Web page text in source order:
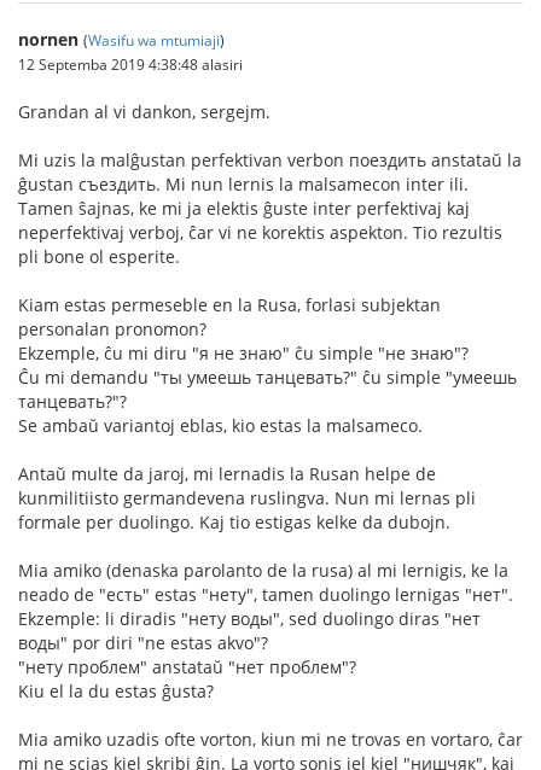
nornen (Wasifu wa mtumiaji)
12 Septemba 2019 4:38:48 alasiri
Grandan al vi dankon, sergejm.
Mi uzis la malĝustan perfektivan verbon поездить anstataŭ la
ĝustan съездить. Mi nun lernis la malsamecon inter ili.
Tamen ŝajnas, ke mi ja elektis ĝuste inter perfektivaj kaj
neperfektivaj verboj, ĉar vi ne korektis aspekton. Tio rezultis
pli bone ol esperite.
Kiam estas permeseble en la Rusa, forlasi subjektan
personalan pronomon?
Ekzemple, ĉu mi diru "я не знаю" ĉu simple "не знаю"?
Ĉu mi demandu "ты умеешь танцевать?" ĉu simple "умеешь
танцевать?"?
Se ambaŭ variantoj eblas, kio estas la malsameco.
Antaŭ multe da jaroj, mi lernadis la Rusan helpe de
kunmilitiisto germandevena ruslingva. Nun mi lernas pli
formale per duolingo. Kaj tio estigas kelke da dubojn.
Mia amiko (denaska parolanto de la rusa) al mi lernigis, ke la
neado de "есть" estas "нету", tamen duolingo lernigas "нет".
Ekzemple: li diradis "нету воды", sed duolingo diras "нет
воды" por diri "ne estas akvo"?
"нету проблем" anstataŭ "нет проблем"?
Kiu el la du estas ĝusta?
Mia amiko uzadis ofte vorton, kiun mi ne trovas en vortaro, ĉar
mi ne scias kiel skribi ĝin. La vorto sonis iel kiel "нишчяк", kaj